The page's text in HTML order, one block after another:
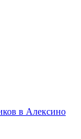
в Алексино